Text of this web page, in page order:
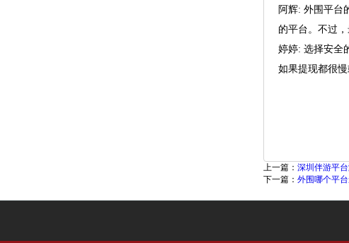
阿辉: 外围平台
的平台。不过
婷婷: 选择安全
如果提现都很
上一篇： 深圳伴游平
下一篇： 外围哪个平